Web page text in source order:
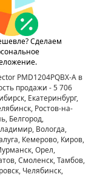
Сделаем
PMD1204PQBX-A в
продажи - 5 706
Екатеринбург,
Ростов-на-
Белгород,
Вологда,
Кемерово, Киров,
Орел,
Смоленск, Тамбов,
Челябинск,